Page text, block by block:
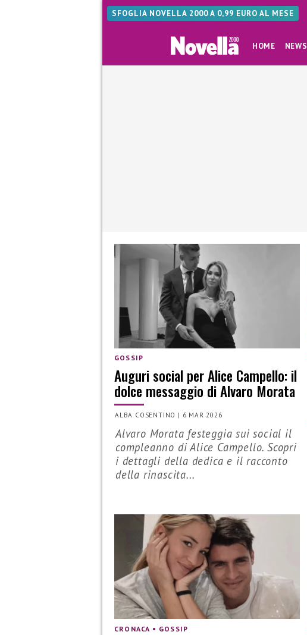
SFOGLIA NOVELLA 2000 A 0,99 EURO AL MESE
HOME NEWS
GOSSIP
Auguri social per Alice Campello: il
dolce messaggio di Alvaro Morata
ALBA COSENTINO | 6 MAR 2026
Alvaro Morata festeggia sui social il
compleanno di Alice Campello. Scopri
i dettagli della dedica e il racconto
della rinascita...
CRONACA • GOSSIP